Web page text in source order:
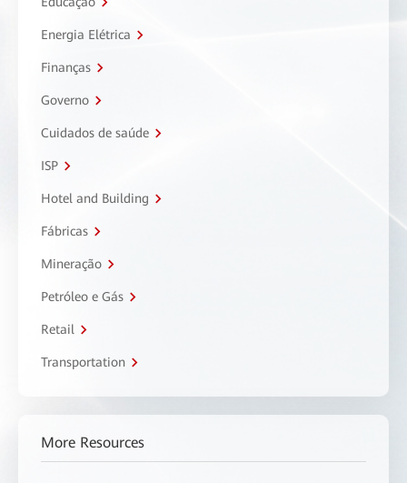
Energia Elétrica
Finanças
Governo
Cuidados de saúde
ISP
Hotel and Building
Fábricas
Mineração
Petróleo e Gás
Retail
Transportation
More Resources